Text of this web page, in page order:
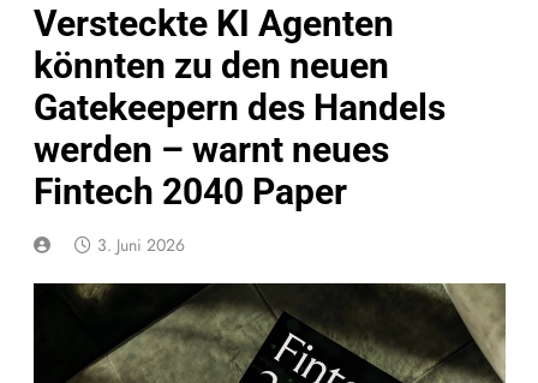
Versteckte KI Agenten
könnten zu den neuen
Gatekeepern des Handels
werden – warnt neues
Fintech 2040 Paper
3. Juni 2026